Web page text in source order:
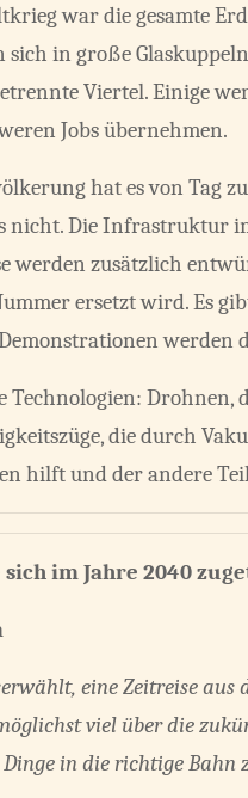
war die gesamte
sich in große
Viertel. Einige
Jobs übernehmen.
hat es von Tag
nicht. Die Infrastruktur
werden zusätzlich
ersetzt wird. Es
Technologien:
die durch
hilft und der andere
sich im Jahre 2040
eine Zeitreise aus
viel über die
in die richtige Bahn